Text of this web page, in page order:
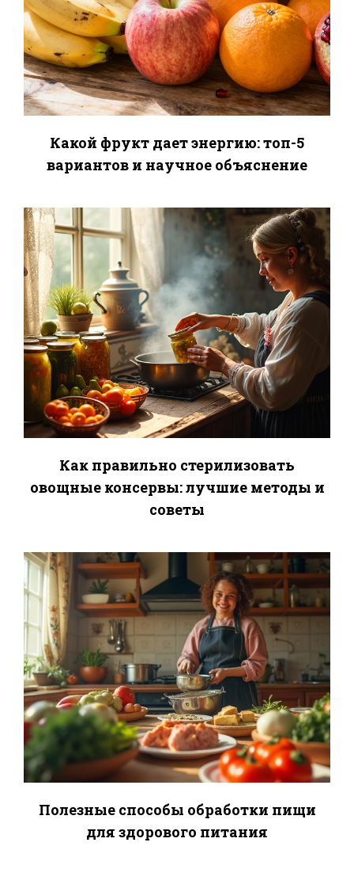
Какой фрукт дает энергию: топ-5
вариантов и научное объяснение
Как правильно стерилизовать
овощные консервы: лучшие методы и
советы
Полезные способы обработки пищи
для здорового питания